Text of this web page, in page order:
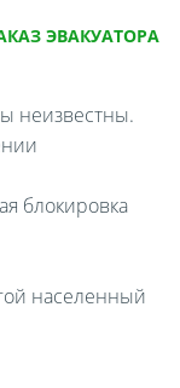
ЭВАКУАТОРА
неизвестны.
блокировка
населенный